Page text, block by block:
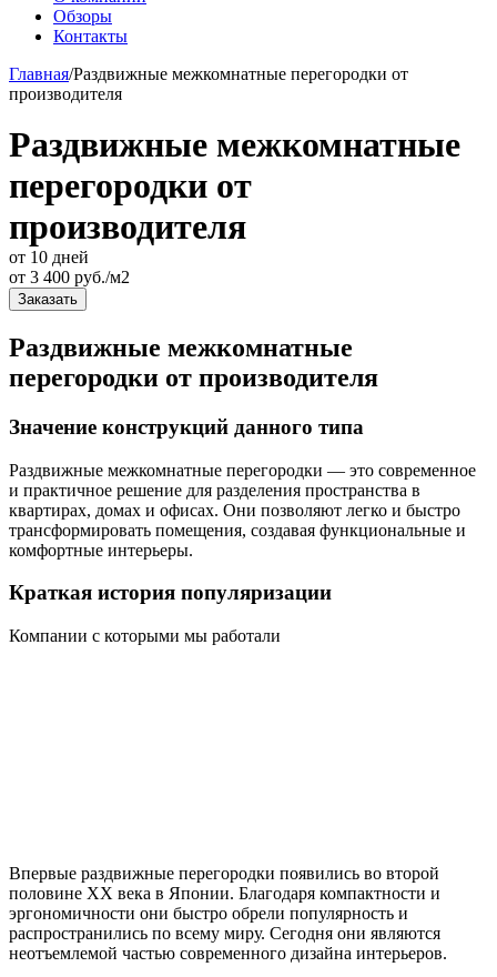
Обзоры
Контакты
Главная/Раздвижные межкомнатные перегородки от
производителя
Раздвижные межкомнатные
перегородки от
производителя
от 10 дней
от 3 400 руб./м2
Заказать
Раздвижные межкомнатные
перегородки от производителя
Значение конструкций данного типа
Раздвижные межкомнатные перегородки — это современное
и практичное решение для разделения пространства в
квартирах, домах и офисах. Они позволяют легко и быстро
трансформировать помещения, создавая функциональные и
комфортные интерьеры.
Краткая история популяризации
Компании с которыми мы работали
Впервые раздвижные перегородки появились во второй
половине XX века в Японии. Благодаря компактности и
эргономичности они быстро обрели популярность и
распространились по всему миру. Сегодня они являются
неотъемлемой частью современного дизайна интерьеров.